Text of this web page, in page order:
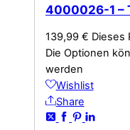
4000026-1 –
139,99 € Dieses
Die Optionen
werden
Wishlist
Share